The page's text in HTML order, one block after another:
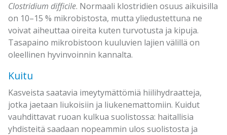
Clostridium difficile. Normaali klostridien osuus aikuisilla
on 10–15 % mikrobistosta, mutta yliedustettuna ne
voivat aiheuttaa oireita kuten turvotusta ja kipuja.
Tasapaino mikrobistoon kuuluvien lajien välillä on
oleellinen hyvinvoinnin kannalta.
Kuitu
Kasveista saatavia imeytymättömiä hiilihydraatteja,
jotka jaetaan liukoisiin ja liukenemattomiin. Kuidut
vauhdittavat ruoan kulkua suolistossa: haitallisia
yhdisteitä saadaan nopeammin ulos suolistosta ja